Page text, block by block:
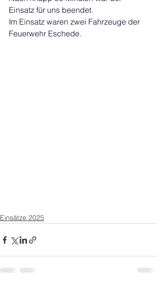
Einsatz für uns beendet.
Im Einsatz waren zwei Fahrzeuge der
Feuerwehr Eschede.
Einsätze 2025